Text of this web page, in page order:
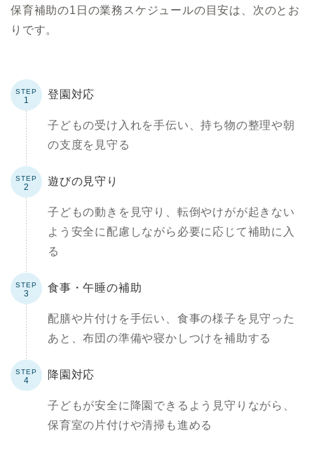
保育補助の1日の業務スケジュールの目安は、次のとお
りです。
1 登園対応
子どもの受け入れを手伝い、持ち物の整理や朝
の支度を見守る
2 遊びの見守り
子どもの動きを見守り、転倒やけがが起きない
よう安全に配慮しながら必要に応じて補助に入
る
3 食事・午睡の補助
配膳や片付けを手伝い、食事の様子を見守った
あと、布団の準備や寝かしつけを補助する
4 降園対応
子どもが安全に降園できるよう見守りながら、
保育室の片付けや清掃も進める